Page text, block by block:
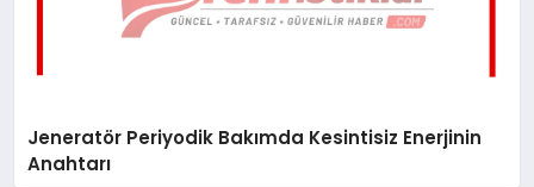
Jeneratör Periyodik Bakımda Kesintisiz Enerjinin
Anahtarı